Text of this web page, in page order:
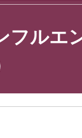
フルエ